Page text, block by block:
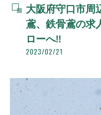
大阪府守口市周
鳶、鉄骨鳶の求
ローへ‼︎
2023/02/21